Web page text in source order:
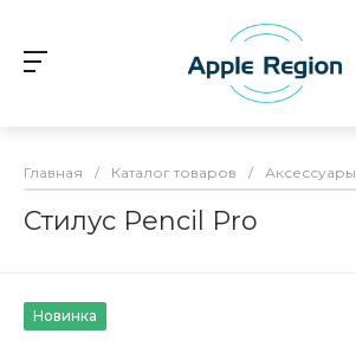
Главная / Каталог товаров / Аксессуары
Стилус Pencil Pro
Новинка